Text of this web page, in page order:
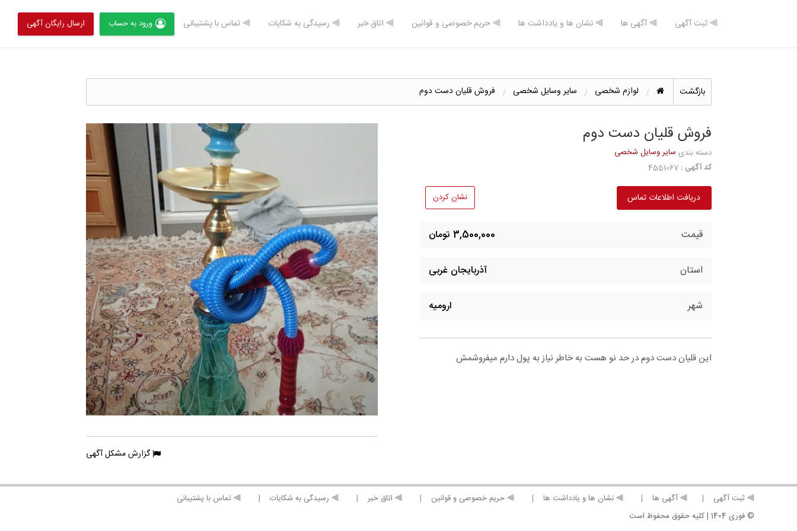
⫸ ثبت آگهی ⫸ آگهی ها ⫸ نشان ها و یادداشت ها ⫸ حریم خصوصی و قوانین ⫸ اتاق خبر ⫸ رسیدگی به شکایات ⫸ تماس با پشتیبانی ورود به حساب ارسال رایگان آگهی
بازگشت لوازم شخصی سایر وسایل شخصی فروش قلیان دست دوم
فروش قلیان دست دوم
دسته بندی سایر وسایل شخصی
کد آگهی : 4551067
دریافت اطلاعات تماس نشان کردن
قیمت 3,500,000 تومان
استان آذربایجان غربی
شهر ارومیه
این قلیان دست دوم در حد نو هست به خاطر نیاز به پول دارم میفروشمش
گزارش مشکل آگهی
⫸ ثبت آگهی ⫸ آگهی ها ⫸ نشان ها و یادداشت ها ⫸ حریم خصوصی و قوانین ⫸ اتاق خبر ⫸ رسیدگی به شکایات
⫸ تماس با پشتیبانی
© فوری 1404 | کلیه حقوق محفوظ است